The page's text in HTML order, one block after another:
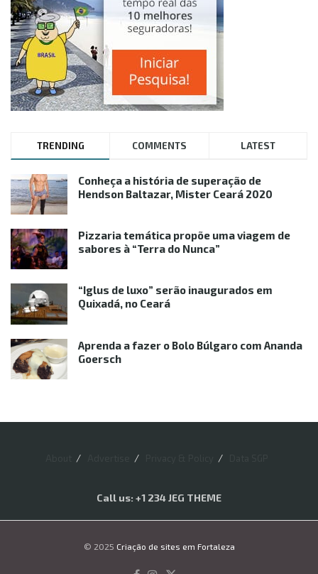
TRENDING COMMENTS LATEST
Conheça a história de superação de
Hendson Baltazar, Mister Ceará 2020
Pizzaria temática propõe uma viagem de
sabores à “Terra do Nunca”
“Iglus de luxo” serão inaugurados em
Quixadá, no Ceará
Aprenda a fazer o Bolo Búlgaro com Ananda
Goersch
Call us: +1 234 JEG THEME
© 2025 Criação de sites em Fortaleza